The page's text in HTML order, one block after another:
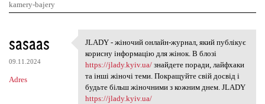
kamery-bajery
K
o
m
e
sasaas
09.11.2024
Adres
JLADY - жіночий онлайн-журнал
JLADY - жіночий онлайн-журнал, який публікує
корисну інформацію для жінок. В блозі
https://jlady.kyiv.ua/знайдете поради, лайфхаки
та інші жіночі теми. Покращуйте свій досвід і
будьте більш жіночними з кожним днем. JLADY
https://jlady.kyiv.ua/